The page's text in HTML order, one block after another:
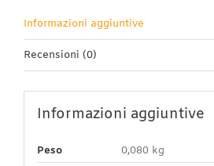
Informazioni aggiuntive
Recensioni (0)
Informazioni aggiuntive
Peso
0,080 kg